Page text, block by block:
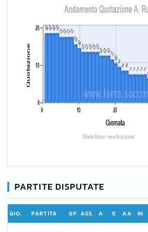
PARTITE DISPUTATE
GIO. PARTITA GF ASS. A E AA IN